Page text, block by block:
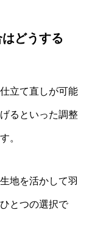
どうする
立て直しが可能
るといった調整
。
地を活かして羽
とつの選択で